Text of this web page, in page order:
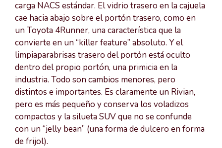
carga NACS estándar. El vidrio trasero en la cajuela
cae hacia abajo sobre el portón trasero, como en
un Toyota 4Runner, una característica que la
convierte en un “killer feature” absoluto. Y el
limpiaparabrisas trasero del portón está oculto
dentro del propio portón, una primicia en la
industria. Todo son cambios menores, pero
distintos e importantes. Es claramente un Rivian,
pero es más pequeño y conserva los voladizos
compactos y la silueta SUV que no se confunde
con un “jelly bean” (una forma de dulcero en forma
de frijol).